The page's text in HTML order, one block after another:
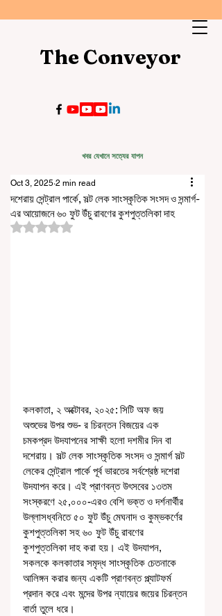
The Conveyor
খবর যেখানে সত্যের যাপন
দশেরায় সেন্ট্রাল পার্কে, সল্ট লেক সাংস্কৃতিক সংসদ ও সন্মার্গ-
এর আয়োজনে ৬০ ফুট উঁচু রাবণের কুশপুত্তলিকা দাহ
Oct 3, 2025 2 min read
Rated NaN out of 5 stars.
কলকাতা, ২ অক্টোবর, ২০২৫: সিটি অফ জয়
অশুভের উপর শুভ- র চিরন্তন বিজয়ের এক
চমকপ্রদ উদযাপনের সাক্ষী হলো দশমীর দিন বা
দশেরায়। সল্ট লেক সাংস্কৃতিক সংসদ ও সন্মার্গ সল্ট
লেকের সেন্ট্রাল পার্কে পূর্ব ভারতের সর্বশ্রেষ্ঠ দশেরা
উদযাপন করে। এই প্রাণবন্ত উৎসবের ১৩তম
সংস্করণে ২৫,০০০-এরও বেশি ভক্ত ও দর্শনার্থীর
উল্লাসধ্বনিতে ৫০ ফুট উঁচু মেঘনাদ ও কুম্ভকর্ণের
কুশপুত্তলিকা সহ ৬০ ফুট উঁচু রাবণের
কুশপুত্তলিকা দাহ করা হয়। এই উদযাপন,
সকলকে কলকাতার সমৃদ্ধ সাংস্কৃতিক চেতনাকে
আলিঙ্গন করার জন্য একটি প্রাণবন্ত প্ল্যাটফর্ম
প্রদান করে এবং মন্দের উপর ন্যায়ের জয়ের চিরন্তন
বার্তা তুলে ধরে।